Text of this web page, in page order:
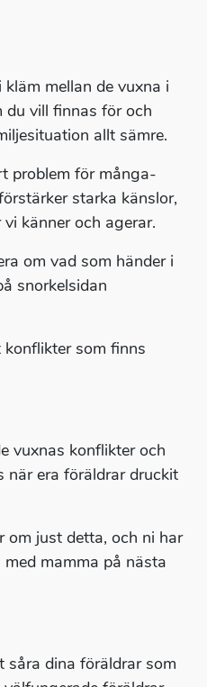
mellan de vuxna i
du vill finnas för och
allt sämre.
problem för många-
starka känslor,
känner och agerar.
om vad som händer i
snorkelsidan
som finns
vuxnas konflikter och
när era föräldrar druckit
om just detta, och ni har
mamma på nästa
såra dina föräldrar som